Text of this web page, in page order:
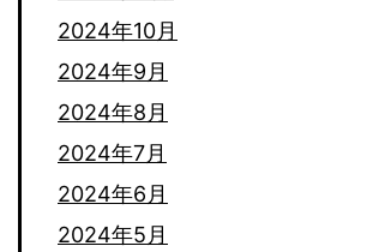
2024年10月
2024年9月
2024年8月
2024年7月
2024年6月
2024年5月